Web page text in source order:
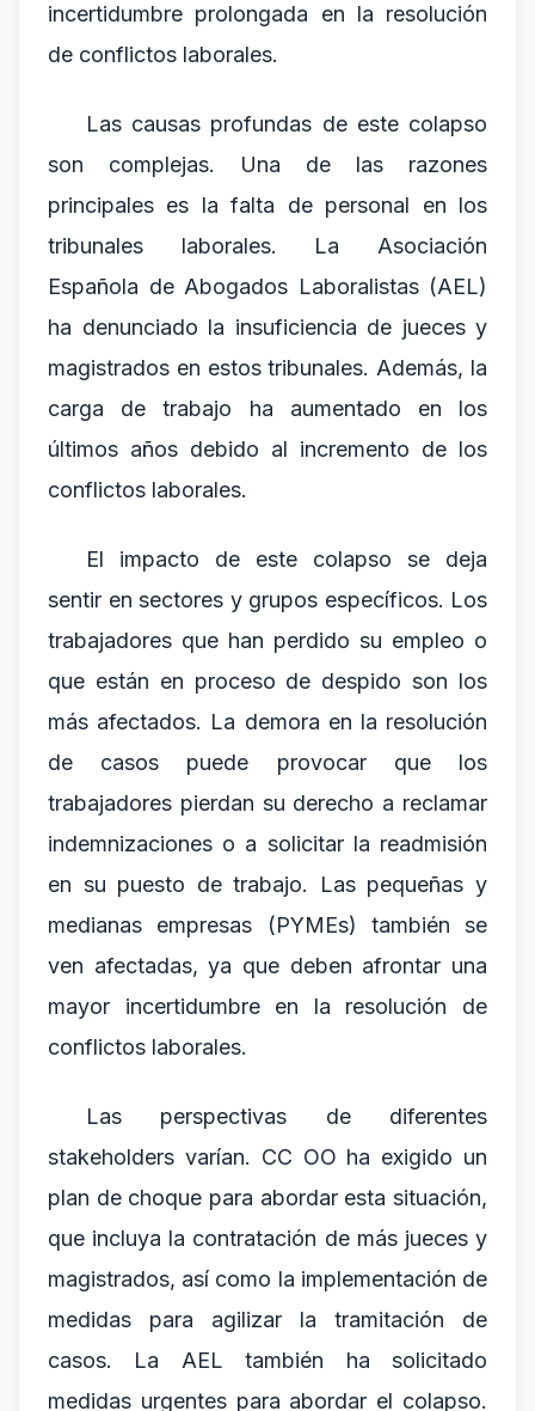
incertidumbre prolongada en la resolución
de conflictos laborales.
Las causas profundas de este colapso
son complejas. Una de las razones
principales es la falta de personal en los
tribunales laborales. La Asociación
Española de Abogados Laboralistas (AEL)
ha denunciado la insuficiencia de jueces y
magistrados en estos tribunales. Además, la
carga de trabajo ha aumentado en los
últimos años debido al incremento de los
conflictos laborales.
El impacto de este colapso se deja
sentir en sectores y grupos específicos. Los
trabajadores que han perdido su empleo o
que están en proceso de despido son los
más afectados. La demora en la resolución
de casos puede provocar que los
trabajadores pierdan su derecho a reclamar
indemnizaciones o a solicitar la readmisión
en su puesto de trabajo. Las pequeñas y
medianas empresas (PYMEs) también se
ven afectadas, ya que deben afrontar una
mayor incertidumbre en la resolución de
conflictos laborales.
Las perspectivas de diferentes
stakeholders varían. CC OO ha exigido un
plan de choque para abordar esta situación,
que incluya la contratación de más jueces y
magistrados, así como la implementación de
medidas para agilizar la tramitación de
casos. La AEL también ha solicitado
medidas urgentes para abordar el colapso.